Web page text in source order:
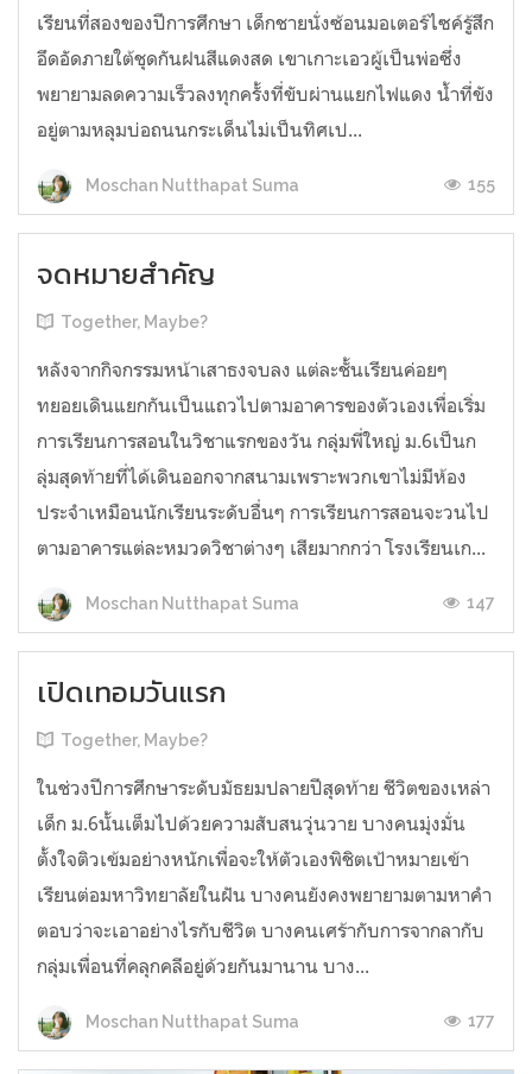
เรียนที่สองของปีการศึกษา เด็กชายนั่งซ้อนมอเตอร์ไซค์รู้สึก
อึดอัดภายใต้ชุดกันฝนสีแดงสด เขาเกาะเอวผู้เป็นพ่อซึ่ง
พยายามลดความเร็วลงทุกครั้งที่ขับผ่านแยกไฟแดง น้ำที่ขัง
อยู่ตามหลุมบ่อถนนกระเด็นไม่เป็นทิศเป...
Moschan Nutthapat Suma 155
จดหมายสำคัญ
Together, Maybe?
หลังจากกิจกรรมหน้าเสาธงจบลง แต่ละชั้นเรียนค่อยๆ
ทยอยเดินแยกกันเป็นแถวไปตามอาคารของตัวเองเพื่อเริ่ม
การเรียนการสอนในวิชาแรกของวัน กลุ่มพี่ใหญ่ ม.6เป็นก
ลุ่มสุดท้ายที่ได้เดินออกจากสนามเพราะพวกเขาไม่มีห้อง
ประจำเหมือนนักเรียนระดับอื่นๆ การเรียนการสอนจะวนไป
ตามอาคารแต่ละหมวดวิชาต่างๆ เสียมากกว่า โรงเรียนเก...
Moschan Nutthapat Suma 147
เปิดเทอมวันแรก
Together, Maybe?
ในช่วงปีการศึกษาระดับมัธยมปลายปีสุดท้าย ชีวิตของเหล่า
เด็ก ม.6นั้นเต็มไปด้วยความสับสนวุ่นวาย บางคนมุ่งมั่น
ตั้งใจติวเข้มอย่างหนักเพื่อจะให้ตัวเองพิชิตเป้าหมายเข้า
เรียนต่อมหาวิทยาลัยในฝัน บางคนยังคงพยายามตามหาคำ
ตอบว่าจะเอาอย่างไรกับชีวิต บางคนเศร้ากับการจากลากับ
กลุ่มเพื่อนที่คลุกคลีอยู่ด้วยกันมานาน บาง...
Moschan Nutthapat Suma 177